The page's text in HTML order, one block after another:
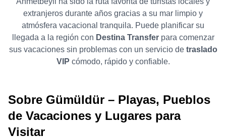
extranjeros durante años gracias a su mar limpio y
atmósfera vacacional tranquila. Puede planificar su
llegada a la región con Destina Transferpara comenzar
sus vacaciones sin problemas con un servicio de traslado
VIP cómodo, rápido y confiable.
Sobre Gümüldür – Playas, Pueblos
de Vacaciones y Lugares para
Visitar